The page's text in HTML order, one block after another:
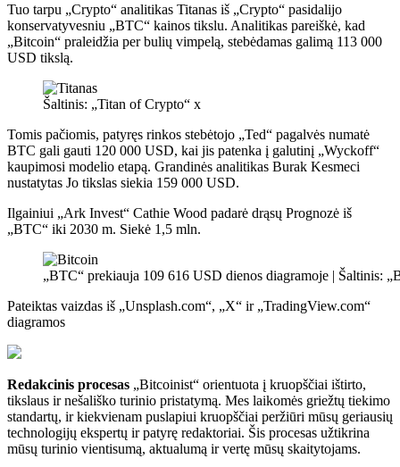
Tuo tarpu „Crypto“ analitikas Titanas iš „Crypto“ pasidalijo
konservatyvesniu „BTC“ kainos tikslu. Analitikas pareiškė, kad
„Bitcoin“ praleidžia per bulių vimpelą, stebėdamas galimą 113 000
USD tikslą.
Šaltinis: „Titan of Crypto“ x
Tomis pačiomis, patyręs rinkos stebėtojo „Ted“ pagalvės numatė
BTC gali gauti 120 000 USD, kai jis patenka į galutinį „Wyckoff“
kaupimosi modelio etapą. Grandinės analitikas Burak Kesmeci
nustatytas Jo tikslas siekia 159 000 USD.
Ilgainiui „Ark Invest“ Cathie Wood padarė drąsų Prognozė iš
„BTC“ iki 2030 m. Siekė 1,5 mln.
„BTC“ prekiauja 109 616 USD dienos diagramoje | Šaltinis:
Pateiktas vaizdas iš „Unsplash.com“, „X“ ir „TradingView.com“
diagramos
Redakcinis procesas „Bitcoinist“ orientuota į kruopščiai ištirto,
tikslaus ir nešališko turinio pristatymą. Mes laikomės griežtų tiekimo
standartų, ir kiekvienam puslapiui kruopščiai peržiūri mūsų geriausių
technologijų ekspertų ir patyrę redaktoriai. Šis procesas užtikrina
mūsų turinio vientisumą, aktualumą ir vertę mūsų skaitytojams.